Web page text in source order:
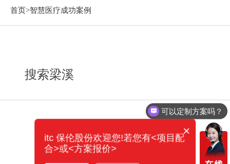
首页>智慧医疗成功案例
搜索梁溪
可以定制方案吗？
×
itc 保伦股份欢迎您!若您有<项目配
合>或<方案报价>